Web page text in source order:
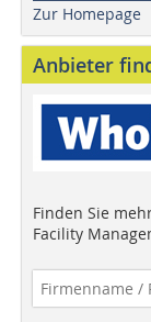
Zur Homepage
Anbieter
Finden Sie
Facility